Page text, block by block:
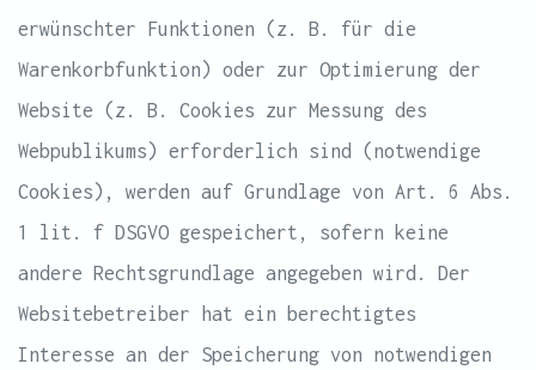
erwünschter Funktionen (z. B. für die
Warenkorbfunktion) oder zur Optimierung der
Website (z. B. Cookies zur Messung des
Webpublikums) erforderlich sind (notwendige
Cookies), werden auf Grundlage von Art. 6 Abs.
1 lit. f DSGVO gespeichert, sofern keine
andere Rechtsgrundlage angegeben wird. Der
Websitebetreiber hat ein berechtigtes
Interesse an der Speicherung von notwendigen